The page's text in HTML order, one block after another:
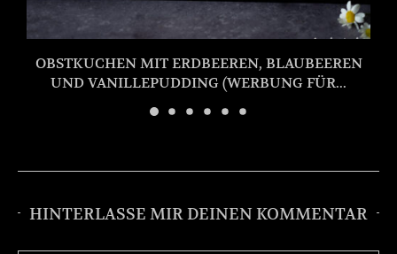
OBSTKUCHEN MIT ERDBEEREN, BLAUBEEREN
UND VANILLEPUDDING (WERBUNG FÜR...
HINTERLASSE MIR DEINEN KOMMENTAR